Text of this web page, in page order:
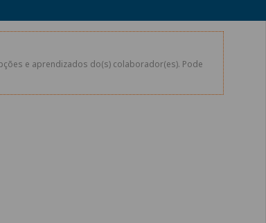
e aprendizados do(s) colaborador(es). Pode